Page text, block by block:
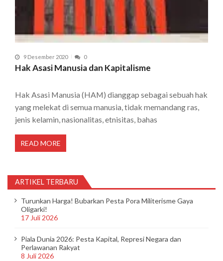
9 Desember 2020 0
Hak Asasi Manusia dan Kapitalisme
Hak Asasi Manusia (HAM) dianggap sebagai sebuah hak
yang melekat di semua manusia, tidak memandang ras,
jenis kelamin, nasionalitas, etnisitas, bahas
READ MORE
ARTIKEL TERBARU
Turunkan Harga! Bubarkan Pesta Pora Militerisme Gaya
Oligarki!
17 Juli 2026
Piala Dunia 2026: Pesta Kapital, Represi Negara dan
Perlawanan Rakyat
8 Juli 2026